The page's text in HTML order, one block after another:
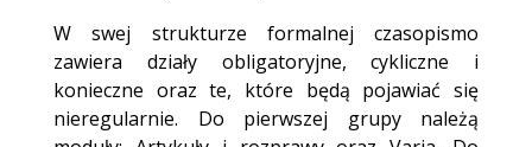
W swej strukturze formalnej czasopismo
zawiera działy obligatoryjne, cykliczne i
konieczne oraz te, które będą pojawiać się
nieregularnie. Do pierwszej grupy należą